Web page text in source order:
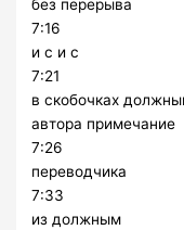
без перерыва
7:16
и с и с
7:21
в скобочках
автора примечание
7:26
переводчика
7:33
из должным